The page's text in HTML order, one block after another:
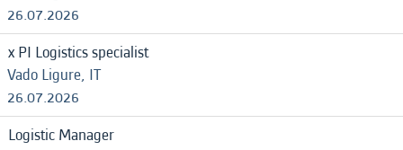
26.07.2026
x PI Logistics specialist
Vado Ligure, IT
26.07.2026
Logistic Manager